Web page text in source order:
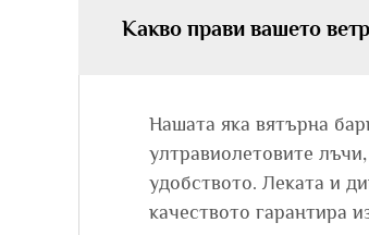
Какво прави вашето
Нашата яка вятърна
ултравиолетовите
удобството. Леката и
качеството гарантира